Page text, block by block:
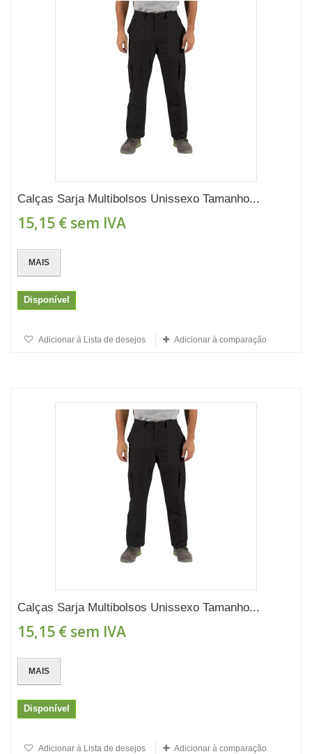
Calças Sarja Multibolsos Unissexo Tamanho...
15,15 € sem IVA
MAIS
Disponível
Adicionar à Lista de desejos Adicionar à comparação
Calças Sarja Multibolsos Unissexo Tamanho...
15,15 € sem IVA
MAIS
Disponível
Adicionar à Lista de desejos Adicionar à comparação